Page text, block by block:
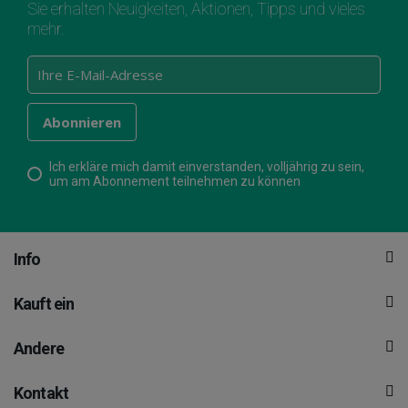
Sie erhalten Neuigkeiten, Aktionen, Tipps und vieles
mehr.
Ich erkläre mich damit einverstanden, volljährig zu sein,
um am Abonnement teilnehmen zu können
Info
Kauft ein
Andere
Kontakt